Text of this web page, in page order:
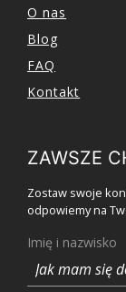
O nas
Blog
FAQ
Kontakt
ZAWSZE
Zostaw swoje
odpowiemy na
Imię i nazwisko